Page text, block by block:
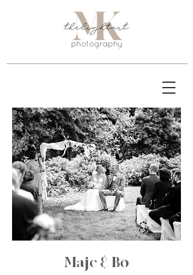
Maje & Bo